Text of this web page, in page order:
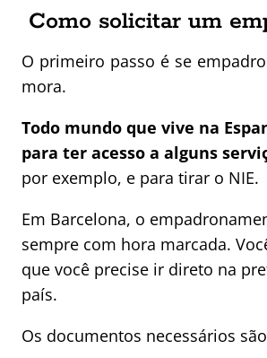
Como solicitar um
O primeiro passo é se
mora.
Todo mundo que vive na
para ter acesso a alguns
por exemplo, e para tirar o NIE.
Em Barcelona, o
sempre com hora marcada.
que você precise ir direto na
país.
Os documentos necessários